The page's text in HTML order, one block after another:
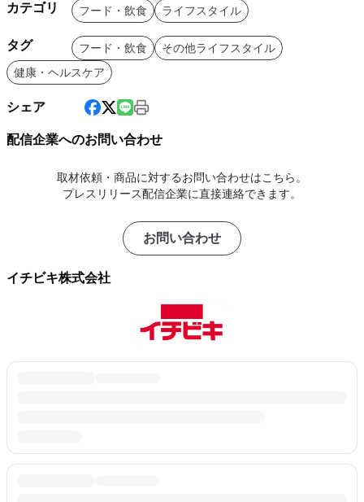
カテゴリ フード・飲食 ライフスタイル
タグ フード・飲食
その他ライフスタイル
健康・ヘルスケア
シェア
配信企業へのお問い合わせ
取材依頼・商品に対するお問い合わせはこちら。
プレスリリース配信企業に直接連絡できます。
お問い合わせ
イチビキ株式会社